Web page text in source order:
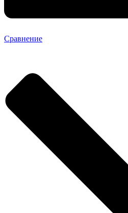
Сравнение